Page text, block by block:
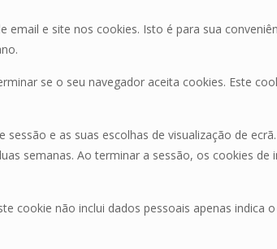
e site nos cookies. Isto é para sua
se o seu navegador aceita cookies. Este
e as suas escolhas de visualização de
semanas. Ao terminar a sessão, os cookies de
cookie não inclui dados pessoais apenas indica